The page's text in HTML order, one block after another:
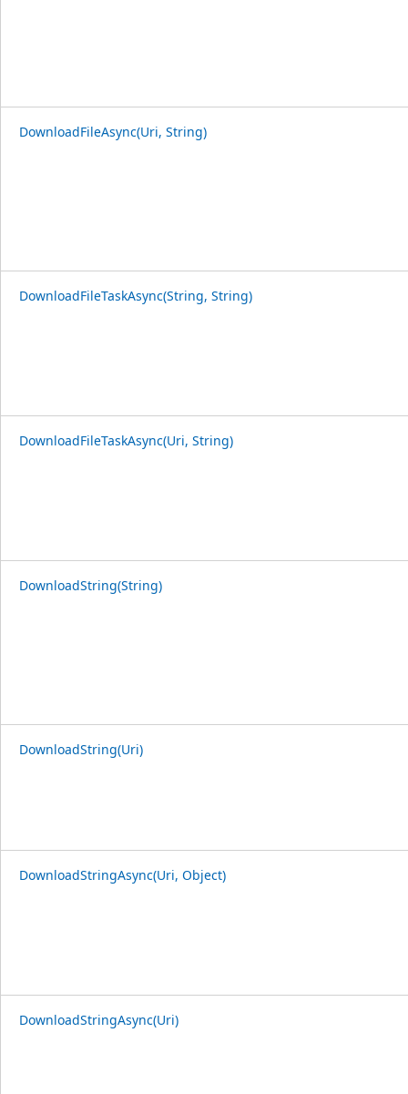
DownloadFileAsync(Uri, String)
DownloadFileTaskAsync(String, String)
DownloadFileTaskAsync(Uri, String)
DownloadString(String)
DownloadString(Uri)
DownloadStringAsync(Uri, Object)
DownloadStringAsync(Uri)